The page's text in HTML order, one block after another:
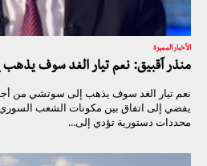
الأخبار المميزة
منذر آقبيق: نعم تيار الغد سوف
نعم تيار الغد سوف يذهب إلى سوتشي من
يفضي إلى اتفاق بين مكونات الشعب السوري
محددات دستورية تؤدي إلى...